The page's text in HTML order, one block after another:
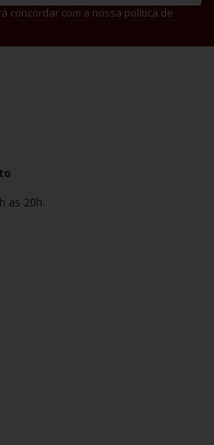
concordar com a nossa política de
as 20h.